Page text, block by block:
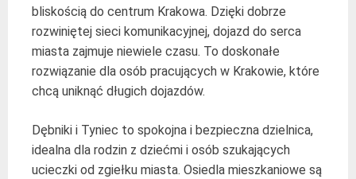
bliskością do centrum Krakowa. Dzięki dobrze
rozwiniętej sieci komunikacyjnej, dojazd do serca
miasta zajmuje niewiele czasu. To doskonałe
rozwiązanie dla osób pracujących w Krakowie, które
chcą uniknąć długich dojazdów.
Dębniki i Tyniec to spokojna i bezpieczna dzielnica,
idealna dla rodzin z dziećmi i osób szukających
ucieczki od zgiełku miasta. Osiedla mieszkaniowe są